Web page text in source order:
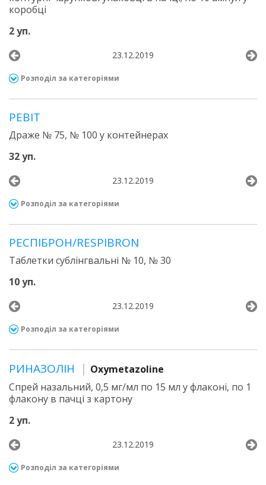
коробці
2 уп.
23.12.2019
Розподіл за категоріями
РЕВІТ
Драже № 75, № 100 у контейнерах
32 уп.
23.12.2019
Розподіл за категоріями
РЕСПІБРОН/RESPIBRON
Таблетки сублінгвальні № 10, № 30
10 уп.
23.12.2019
Розподіл за категоріями
РИНАЗОЛІН
Oxymetazoline
Спрей назальний, 0,5 мг/мл по 15 мл у флаконі, по 1
флакону в пачці з картону
2 уп.
23.12.2019
Розподіл за категоріями